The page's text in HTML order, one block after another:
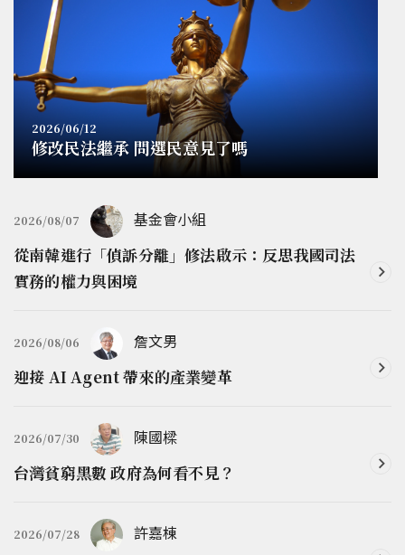
2026/06/12
修改民法繼承 問選民意見了嗎
2026/08/07 基金會小組
從南韓進行「偵訴分離」修法啟示：反思我國司法
實務的權力與困境
2026/08/06 詹文男
迎接 AI Agent 帶來的產業變革
2026/07/30 陳國樑
台灣貧窮黑數 政府為何看不見？
2026/07/28 許嘉棟